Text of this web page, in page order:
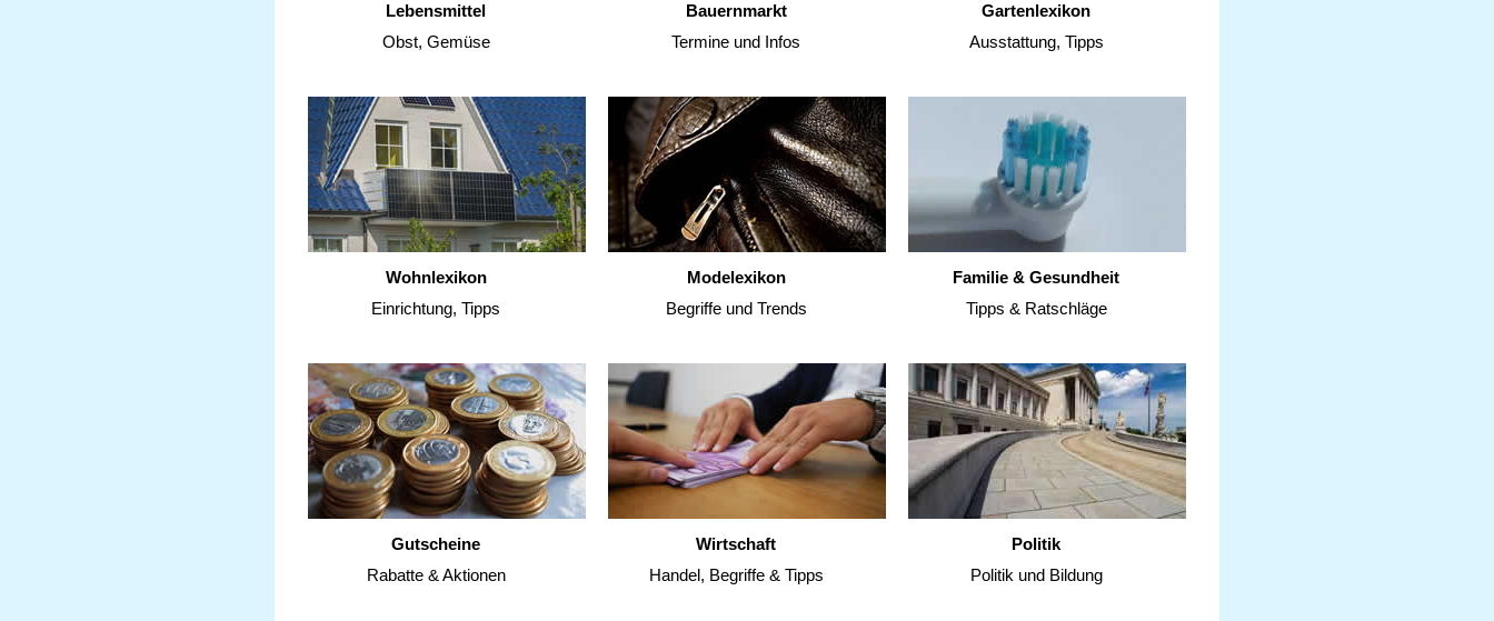
Lebensmittel
Obst, Gemüse
Bauernmarkt
Termine und Infos
Gartenlexikon
Ausstattung, Tipps
Wohnlexikon
Einrichtung, Tipps
Modelexikon
Begriffe und Trends
Familie & Gesundheit
Tipps & Ratschläge
Gutscheine
Rabatte & Aktionen
Wirtschaft
Handel, Begriffe & Tipps
Politik
Politik und Bildung